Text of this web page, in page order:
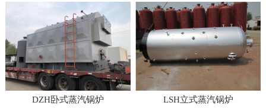
生物质蒸汽锅炉 ，是...
DZH卧式蒸汽锅炉
LSH立式蒸汽锅炉